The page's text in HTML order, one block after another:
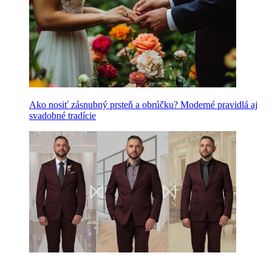
Ako nosiť zásnubný prsteň a obrúčku? Moderné pravidlá aj
svadobné tradície